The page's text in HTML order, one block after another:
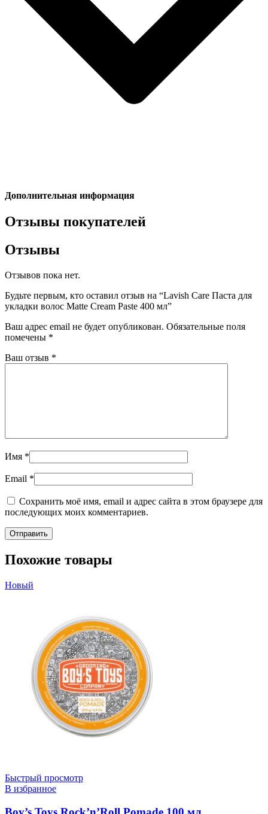
Дополнительная информация
Отзывы покупателей
Отзывы
Отзывов пока нет.
Будьте первым, кто оставил отзыв на “Lavish Care Паста для
укладки волос Matte Cream Paste 400 мл”
Ваш адрес email не будет опубликован. Обязательные поля
помечены *
Ваш отзыв *
Имя *
Email *
Сохранить моё имя, email и адрес сайта в этом браузере для
последующих моих комментариев.
Похожие товары
Новый
Быстрый просмотр
В избранное